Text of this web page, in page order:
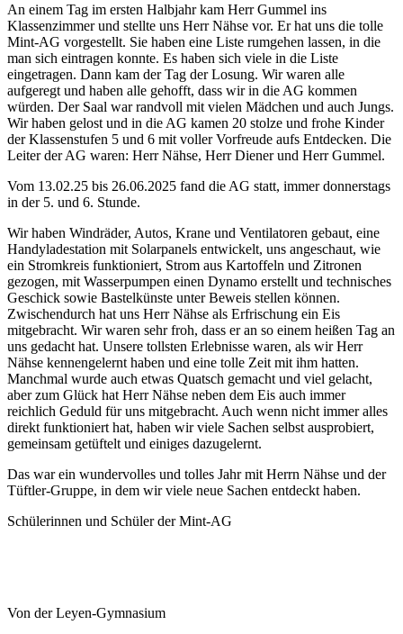
An einem Tag im ersten Halbjahr kam Herr Gummel ins
Klassenzimmer und stellte uns Herr Nähse vor. Er hat uns die tolle
Mint-AG vorgestellt. Sie haben eine Liste rumgehen lassen, in die
man sich eintragen konnte. Es haben sich viele in die Liste
eingetragen. Dann kam der Tag der Losung. Wir waren alle
aufgeregt und haben alle gehofft, dass wir in die AG kommen
würden. Der Saal war randvoll mit vielen Mädchen und auch Jungs.
Wir haben gelost und in die AG kamen 20 stolze und frohe Kinder
der Klassenstufen 5 und 6 mit voller Vorfreude aufs Entdecken. Die
Leiter der AG waren: Herr Nähse, Herr Diener und Herr Gummel.
Vom 13.02.25 bis 26.06.2025 fand die AG statt, immer donnerstags
in der 5. und 6. Stunde.
Wir haben Windräder, Autos, Krane und Ventilatoren gebaut, eine
Handyladestation mit Solarpanels entwickelt, uns angeschaut, wie
ein Stromkreis funktioniert, Strom aus Kartoffeln und Zitronen
gezogen, mit Wasserpumpen einen Dynamo erstellt und technisches
Geschick sowie Bastelkünste unter Beweis stellen können.
Zwischendurch hat uns Herr Nähse als Erfrischung ein Eis
mitgebracht. Wir waren sehr froh, dass er an so einem heißen Tag an
uns gedacht hat. Unsere tollsten Erlebnisse waren, als wir Herr
Nähse kennengelernt haben und eine tolle Zeit mit ihm hatten.
Manchmal wurde auch etwas Quatsch gemacht und viel gelacht,
aber zum Glück hat Herr Nähse neben dem Eis auch immer
reichlich Geduld für uns mitgebracht. Auch wenn nicht immer alles
direkt funktioniert hat, haben wir viele Sachen selbst ausprobiert,
gemeinsam getüftelt und einiges dazugelernt.
Das war ein wundervolles und tolles Jahr mit Herrn Nähse und der
Tüftler-Gruppe, in dem wir viele neue Sachen entdeckt haben.
Schülerinnen und Schüler der Mint-AG
Von der Leyen-Gymnasium